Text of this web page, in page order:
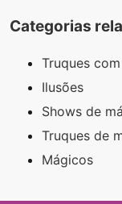
Categorias
Truques
Ilusões
Shows de
Truques de
Mágicos